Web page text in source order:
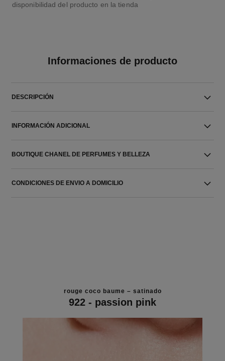
disponibilidad del producto en la tienda
Informaciones de producto
DESCRIPCIÓN
INFORMACIÓN ADICIONAL
BOUTIQUE CHANEL DE PERFUMES Y BELLEZA
CONDICIONES DE ENVIO A DOMICILIO
rouge coco baume – satinado
922 - passion pink